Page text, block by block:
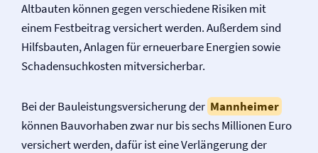
Altbauten können gegen verschiedene Risiken mit
einem Festbeitrag versichert werden. Außerdem sind
Hilfsbauten, Anlagen für erneuerbare Energien sowie
Schadensuchkosten mitversicherbar.
Bei der Bauleistungs­versicherung der Mannheimer
können Bauvorhaben zwar nur bis sechs Millionen Euro
versichert werden, dafür ist eine Verlängerung der